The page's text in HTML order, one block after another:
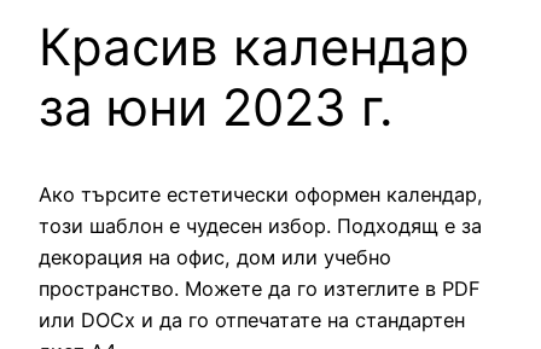
Красив календар
за юни 2023 г.
Ако търсите естетически оформен календар,
този шаблон е чудесен избор. Подходящ е за
декорация на офис, дом или учебно
пространство. Можете да го изтеглите в PDF
или DOCx и да го отпечатате на стандартен